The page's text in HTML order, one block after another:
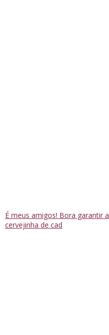
É meus amigos! Bora garantir a
cervejinha de cad